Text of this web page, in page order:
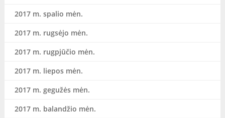
2017 m. spalio mėn.
2017 m. rugsėjo mėn.
2017 m. rugpjūčio mėn.
2017 m. liepos mėn.
2017 m. gegužės mėn.
2017 m. balandžio mėn.